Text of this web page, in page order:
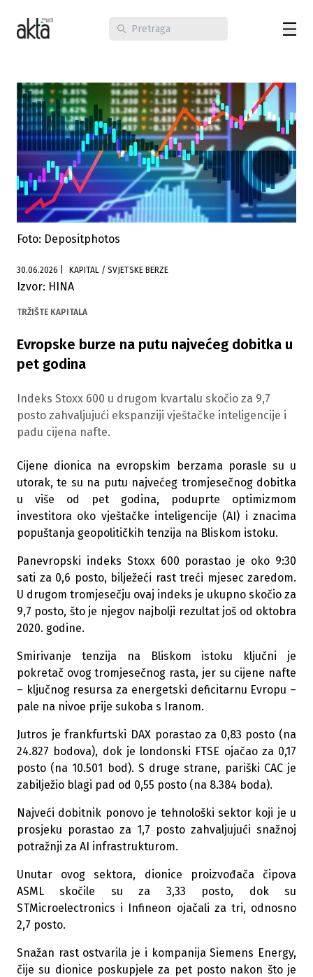
Foto: Depositphotos
30.06.2026 KAPITAL / SVJETSKE BERZE
Izvor: HINA
TRŽIŠTE KAPITALA
Evropske burze na putu najvećeg dobitka u
pet godina
Indeks Stoxx 600 u drugom kvartalu skočio za 9,7
posto zahvaljujući ekspanziji vještačke inteligencije i
padu cijena nafte.
Cijene dionica na evropskim berzama porasle su u
utorak, te su na putu najvećeg tromjesečnog dobitka
u više od pet godina, poduprte optimizmom
investitora oko vještačke inteligencije (AI) i znacima
popuštanja geopolitičkih tenzija na Bliskom istoku.
Panevropski indeks Stoxx 600 porastao je oko 9:30
sati za 0,6 posto, bilježeći rast treći mjesec zaredom.
U drugom tromjesečju ovaj indeks je ukupno skočio za
9,7 posto, što je njegov najbolji rezultat još od oktobra
2020. godine.
Smirivanje tenzija na Bliskom istoku ključni je
pokretač ovog tromjesečnog rasta, jer su cijene nafte
– ključnog resursa za energetski deficitarnu Evropu –
pale na nivoe prije sukoba s Iranom.
Jutros je frankfurtski DAX porastao za 0,83 posto (na
24.827 bodova), dok je londonski FTSE ojačao za 0,17
posto (na 10.501 bod). S druge strane, pariški CAC je
zabilježio blagi pad od 0,55 posto (na 8.384 boda).
Najveći dobitnik ponovo je tehnološki sektor koji je u
prosjeku porastao za 1,7 posto zahvaljujući snažnoj
potražnji za AI infrastrukturom.
Unutar ovog sektora, dionice proizvođača čipova
ASML skočile su za 3,33 posto, dok su
STMicroelectronics i Infineon ojačali za tri, odnosno
2,7 posto.
Snažan rast ostvarila je i kompanija Siemens Energy,
čije su dionice poskupjele za pet posto nakon što je